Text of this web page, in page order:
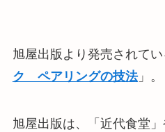
旭屋出版より発売されてい
ク ペアリングの技法」。
旭屋出版は、「近代食堂」